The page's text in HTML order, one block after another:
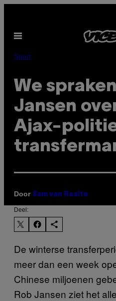
de
inhoud
Open
Sport
We
Jansen
Ajax-
Door Sam van Raalte
Deel:
De winterse
meer dan een week
Chinese miljoenen
Rob Jansen ziet het